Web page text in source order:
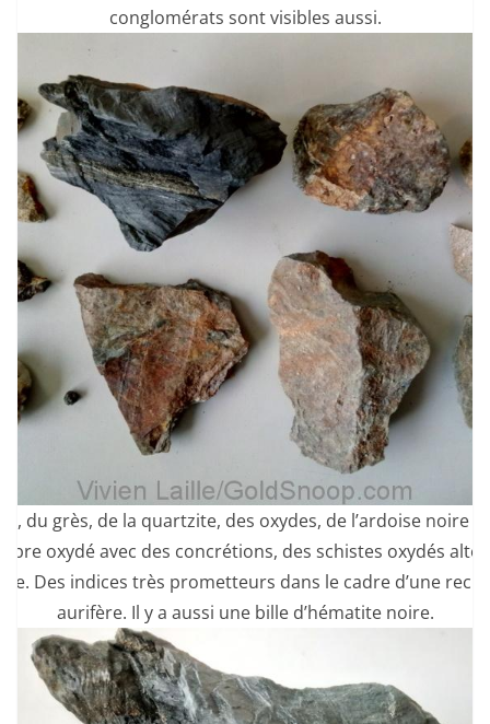
conglomérats sont visibles aussi.
du grès, de la quartzite, des oxydes, de l’ardoise noire
oxydé avec des concrétions, des schistes oxydés
Des indices très prometteurs dans le cadre d’une
aurifère. Il y a aussi une bille d’hématite noire.